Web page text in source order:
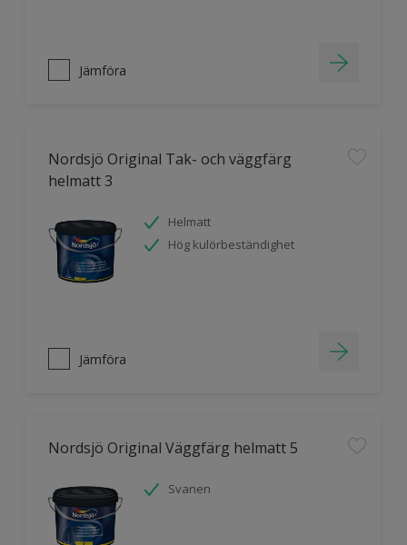
Jämföra
Nordsjö Original Tak- och väggfärg
helmatt 3
Helmatt
Hög kulörbeständighet
Jämföra
Nordsjö Original Väggfärg helmatt 5
Svanen